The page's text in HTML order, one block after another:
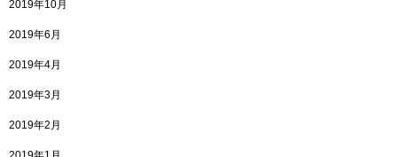
2019年10月
2019年6月
2019年4月
2019年3月
2019年2月